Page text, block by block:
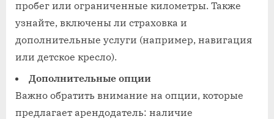
пробег или ограниченные километры. Также
узнайте, включены ли страховка и
дополнительные услуги (например, навигация
или детское кресло).
Дополнительные опции
Важно обратить внимание на опции, которые
предлагает арендодатель: наличие